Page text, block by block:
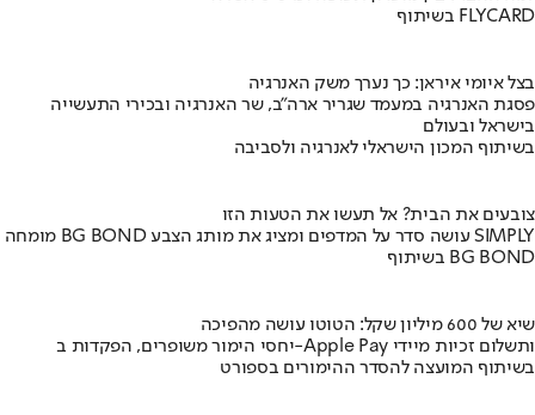
בשיתוף FLYCARD
בצל איומי איראן: כך נערך משק האנרגיה
פסגת האנרגיה במעמד שגריר ארה"ב, שר האנרגיה ובכירי התעשייה
בישראל ובעולם
בשיתוף המכון הישראלי לאנרגיה ולסביבה
צובעים את הבית? אל תעשו את הטעות הזו
מומחה BG BOND עושה סדר על המדפים ומציג את מותג הצבע SIMPLY
בשיתוף BG BOND
שיא של 600 מיליון שקל: הטוטו עושה מהפיכה
יחסי הימור משופרים, הפקדות ב-Apple Pay ותשלום זכיות מיידי
בשיתוף המועצה להסדר ההימורים בספורט